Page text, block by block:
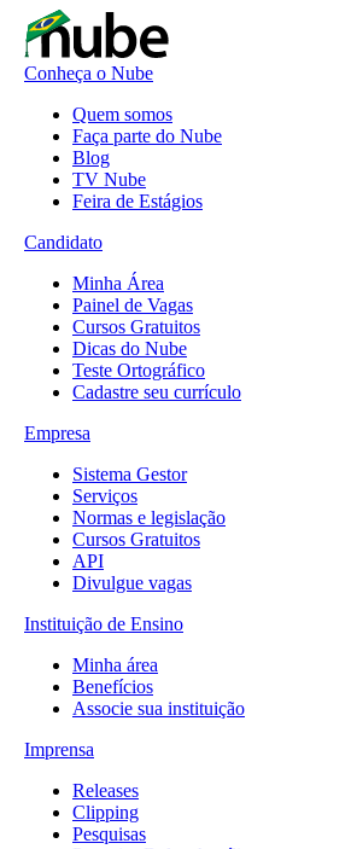
Conheça o Nube
Quem somos
Faça parte do Nube
Blog
TV Nube
Feira de Estágios
Candidato
Minha Área
Painel de Vagas
Cursos Gratuitos
Dicas do Nube
Teste Ortográfico
Cadastre seu currículo
Empresa
Sistema Gestor
Serviços
Normas e legislação
Cursos Gratuitos
API
Divulgue vagas
Instituição de Ensino
Minha área
Benefícios
Associe sua instituição
Imprensa
Releases
Clipping
Pesquisas